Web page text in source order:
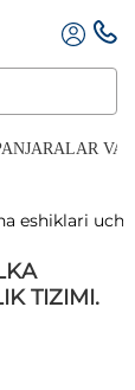
VA
eshiklari
TIZIMI.